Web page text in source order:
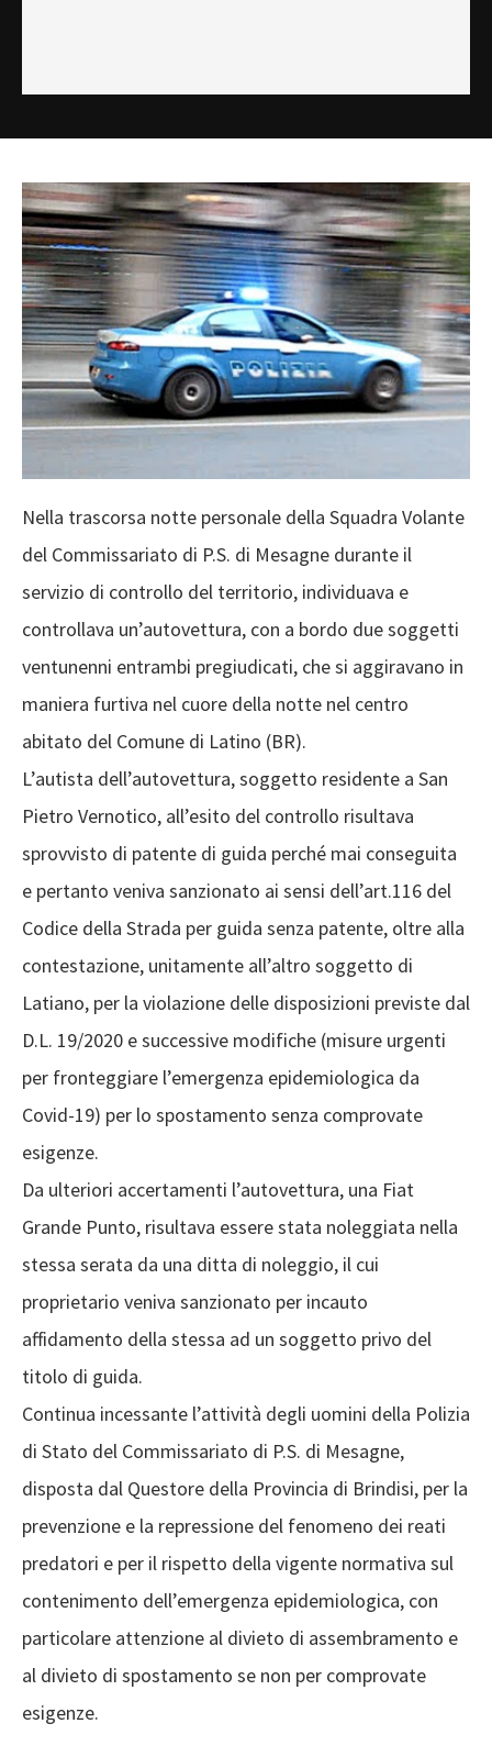
Nella trascorsa notte personale della Squadra Volante
del Commissariato di P.S. di Mesagne durante il
servizio di controllo del territorio, individuava e
controllava un’autovettura, con a bordo due soggetti
ventunenni entrambi pregiudicati, che si aggiravano in
maniera furtiva nel cuore della notte nel centro
abitato del Comune di Latino (BR).
L’autista dell’autovettura, soggetto residente a San
Pietro Vernotico, all’esito del controllo risultava
sprovvisto di patente di guida perché mai conseguita
e pertanto veniva sanzionato ai sensi dell’art.116 del
Codice della Strada per guida senza patente, oltre alla
contestazione, unitamente all’altro soggetto di
Latiano, per la violazione delle disposizioni previste dal
D.L. 19/2020 e successive modifiche (misure urgenti
per fronteggiare l’emergenza epidemiologica da
Covid-19) per lo spostamento senza comprovate
esigenze.
Da ulteriori accertamenti l’autovettura, una Fiat
Grande Punto, risultava essere stata noleggiata nella
stessa serata da una ditta di noleggio, il cui
proprietario veniva sanzionato per incauto
affidamento della stessa ad un soggetto privo del
titolo di guida.
Continua incessante l’attività degli uomini della Polizia
di Stato del Commissariato di P.S. di Mesagne,
disposta dal Questore della Provincia di Brindisi, per la
prevenzione e la repressione del fenomeno dei reati
predatori e per il rispetto della vigente normativa sul
contenimento dell’emergenza epidemiologica, con
particolare attenzione al divieto di assembramento e
al divieto di spostamento se non per comprovate
esigenze.